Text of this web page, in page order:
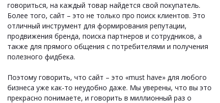
говориться, на каждый товар найдется свой покупатель.
Более того, сайт – это не только про поиск клиентов. Это
отличный инструмент для формирования репутации,
продвижения бренда, поиска партнеров и сотрудников, а
также для прямого общения с потребителями и получения
полезного фидбека.
Поэтому говорить, что сайт – это «must have» для любого
бизнеса уже как-то неудобно даже. Мы уверены, что вы это
прекрасно понимаете, и говорить в миллионный раз о